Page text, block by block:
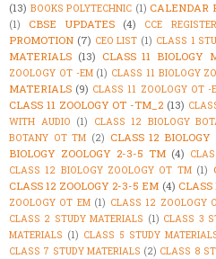
(13) BOOKS POLYTECHNIC (1) CALENDAR
(1)
CBSE UPDATES (4) CCE REGISTER
PROMOTION (7) CEO LIST (1) CLASS 1
MATERIALS (13) CLASS 11 BIOLOGY
ZOOLOGY OT -EM (1) CLASS 11 BIOLOGY
MATERIALS (9) CLASS 11 ZOOLOGY OT -
CLASS 11 ZOOLOGY OT -TM_2 (13)
WITH AUDIO (1) CLASS 12 BIOLOGY
BOTANY OT TM (2) CLASS 12
BIOLOGY ZOOLOGY 2-3-5 TM (4)
CLASS 12 BIOLOGY ZOOLOGY OT TM (1)
CLASS 12 ZOOLOGY 2-3-5 EM (4) CLASS
ZOOLOGY OT EM (1) CLASS 12 ZOOLOGY
CLASS 2 STUDY MATERIALS (1) CLASS 3
MATERIALS (1) CLASS 5 STUDY
CLASS 7 STUDY MATERIALS (2) CLASS 8